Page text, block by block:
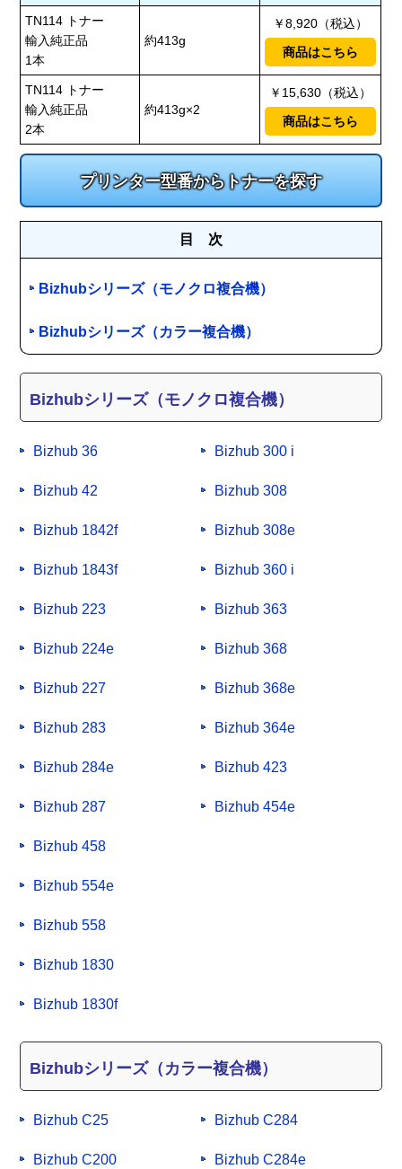
TN114 トナー
輸入純正品
1本
約413g
￥8,920（税込）
商品はこちら
TN114 トナー
輸入純正品
2本
約413g×2
￥15,630（税込）
商品はこちら
プリンター型番からトナーを探す
目 次
Bizhubシリーズ（モノクロ複合機）
Bizhubシリーズ（カラー複合機）
Bizhubシリーズ（モノクロ複合機）
Bizhub 36
Bizhub 42
Bizhub 1842f
Bizhub 1843f
Bizhub 223
Bizhub 224e
Bizhub 227
Bizhub 283
Bizhub 284e
Bizhub 287
Bizhub 300 i
Bizhub 308
Bizhub 308e
Bizhub 360 i
Bizhub 363
Bizhub 368
Bizhub 368e
Bizhub 364e
Bizhub 423
Bizhub 454e
Bizhub 458
Bizhub 554e
Bizhub 558
Bizhub 1830
Bizhub 1830f
Bizhubシリーズ（カラー複合機）
Bizhub C25
Bizhub C200
Bizhub C284
Bizhub C284e